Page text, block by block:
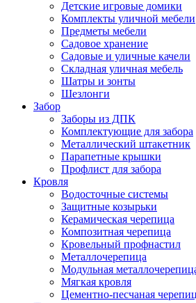
Детские игровые домики
Комплекты уличной мебели
Предметы мебели
Садовое хранение
Садовые и уличные качели
Складная уличная мебель
Шатры и зонты
Шезлонги
Забор
Заборы из ДПК
Комплектующие для забора
Металлический штакетник
Парапетные крышки
Профлист для забора
Кровля
Водосточные системы
Защитные козырьки
Керамическая черепица
Композитная черепица
Кровельный профнастил
Металлочерепица
Модульная
Мягкая кровля
Цементно-песчаная